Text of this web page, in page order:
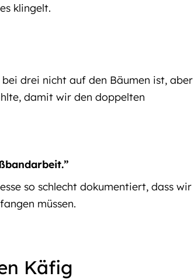
klingelt.
drei nicht auf den Bäumen ist, aber
damit wir den doppelten
so schlecht dokumentiert, dass wir
müssen.
Käfig